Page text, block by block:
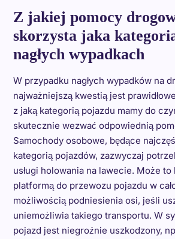
Z jakiej pomocy
skorzysta jaka
nagłych wypadkach
W przypadku nagłych wypadków na
najważniejszą kwestią jest
z jaką kategorią pojazdu mamy do
skutecznie wezwać odpowiednią
Samochody osobowe, będące
kategorią pojazdów, zazwyczaj
usługi holowania na lawecie. Może to
platformą do przewozu pojazdu w
możliwością podniesienia osi, jeśli
uniemożliwia takiego transportu. W
pojazd jest niegroźnie uszkodzony,